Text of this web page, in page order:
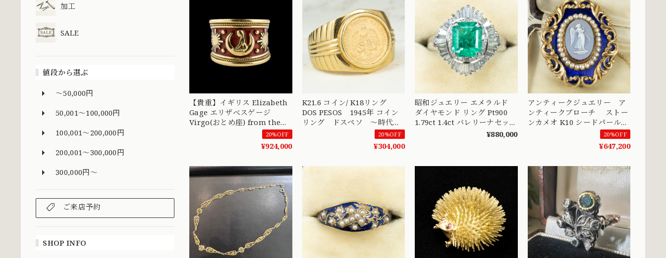
加工
SALE
値段から選ぶ
～50,000円
50,001～100,000円
100,001～200,000円
200,001～300,000円
300,000円～
ご来店予約
SHOP INFO
【貴重】イギリス Elizabeth
Gage エリザベスゲージ
Virgo(おとめ座) from the
Zodiac series K18 リング
20%OFF
¥924,000
K21.6 コイン/ K18リング
DOS PESOS 1945年 コイン
リング ドスペソ ～時代を
越え、指先に受け継がれる黄
金の物語～ MR00783
20%OFF
¥304,000
昭和ジュエリー エメラルド
ダイヤモンド リング Pt900
1.79ct 1.4ct バレリーナセッテ
ィング ヴィンテージ 昭和レ
¥880,000
アンティークジュエリー ア
ンティークブローチ ストー
ンカメオ K10 シードパール
エナメル 28.0g 昔の職人の技
術が詰まった美しい作品
20%OFF
¥647,200